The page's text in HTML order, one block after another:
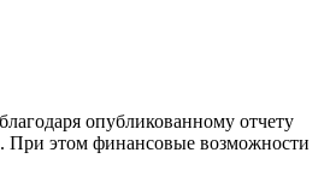
опубликованному отчету
При этом финансовые возможности